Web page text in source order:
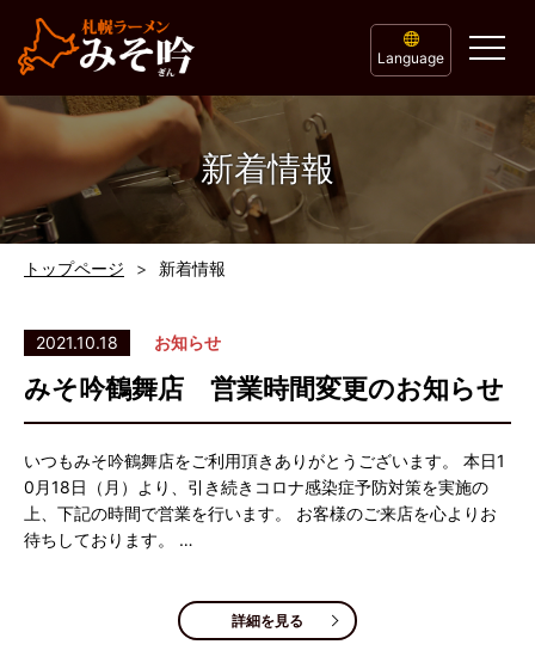
Language
新着情報
トップページ 新着情報
2021.10.18 お知らせ
みそ吟鶴舞店 営業時間変更のお知らせ
いつもみそ吟鶴舞店をご利用頂きありがとうございます。 本日1
0月18日（月）より、引き続きコロナ感染症予防対策を実施の
上、下記の時間で営業を行います。 お客様のご来店を心よりお
待ちしております。 …
詳細を見る